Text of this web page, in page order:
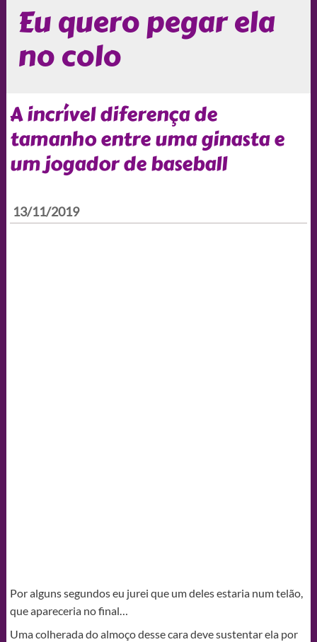
Eu quero pegar ela
no colo
A incrível diferença de
tamanho entre uma ginasta e
um jogador de baseball
13/11/2019
Por alguns segundos eu jurei que um deles estaria num telão,
que apareceria no final…
Uma colherada do almoço desse cara deve sustentar ela por